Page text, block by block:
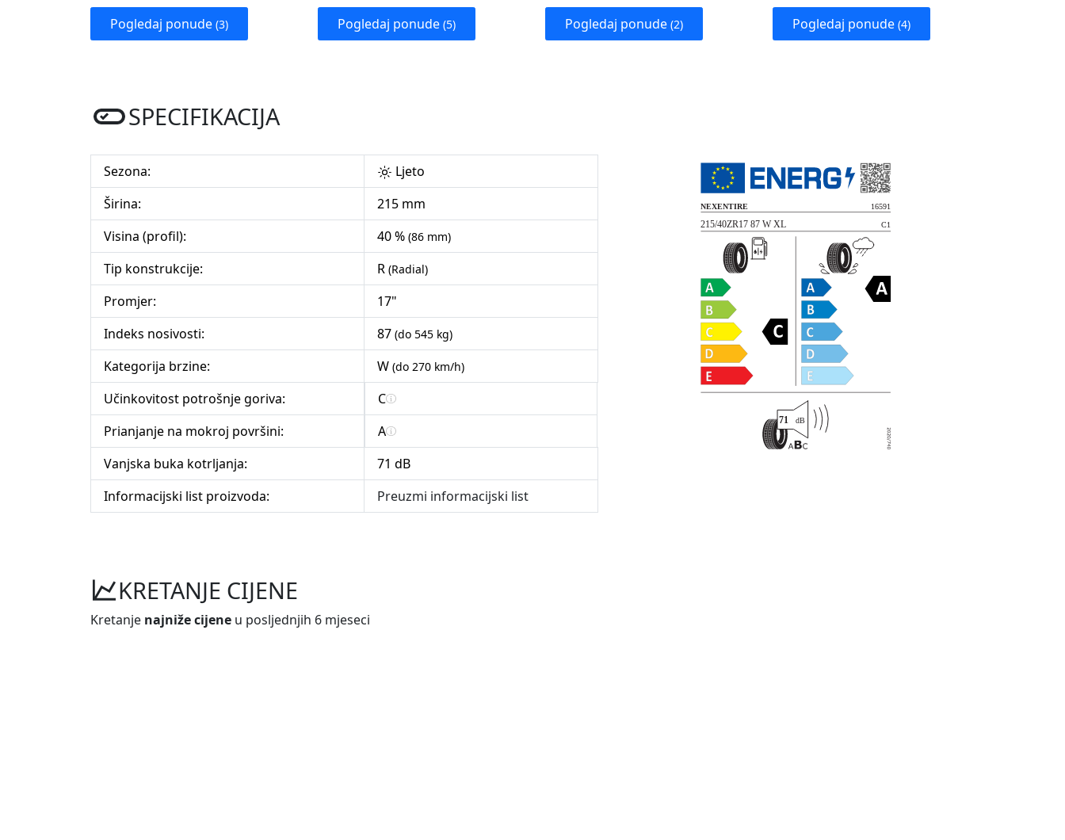
Pogledaj ponude (3) Pogledaj ponude (5) Pogledaj ponude (2) Pogledaj ponude (4)
SPECIFIKACIJA
Sezona:
Ljeto
Širina:
215 mm
Visina (profil):
40 % (86 mm)
Tip konstrukcije: R (Radial)
Promjer:
17"
Indeks nosivosti:
87 (do 545 kg)
Kategorija brzine: W (do 270 km/h)
Učinkovitost potrošnje goriva:
C
Prianjanje na mokroj površini:
A
Vanjska buka kotrljanja:
71 dB
Informacijski list proizvoda:
Preuzmi informacijski list
KRETANJE CIJENE
Kretanje najniže cijene u posljednjih 6 mjeseci